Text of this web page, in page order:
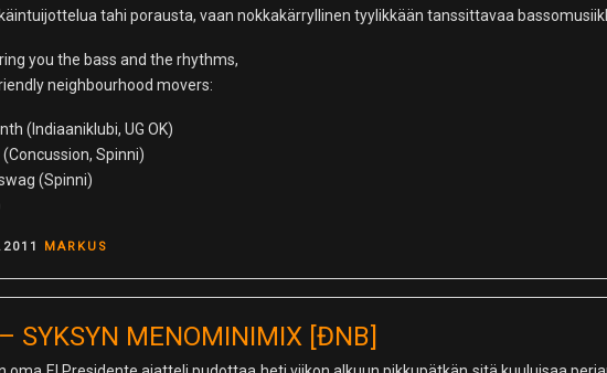
tahi porausta, vaan nokkakärryllinen tyylikkään tanssittavaa
you the bass and the rhythms,
neighbourhood movers:
(Indiaaniklubi, UG OK)
Spinni)
(Spinni)
MARKUS
SYKSYN MENOMINIMIX [ĐNB]